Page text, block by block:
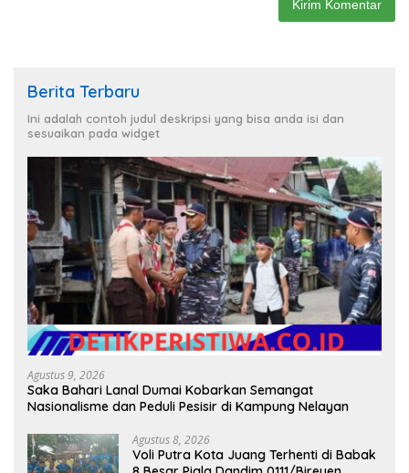
Berita Terbaru
Ini adalah contoh judul deskripsi yang bisa anda isi dan
sesuaikan pada widget
Agustus 9, 2026
Saka Bahari Lanal Dumai Kobarkan Semangat
Nasionalisme dan Peduli Pesisir di Kampung Nelayan
Agustus 8, 2026
Voli Putra Kota Juang Terhenti di Babak